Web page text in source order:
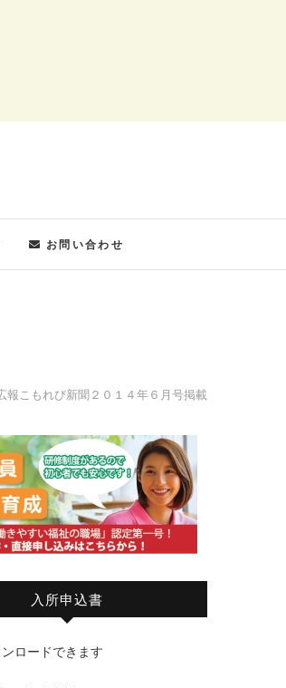
お問い合わせ
報こもれび新聞２０１４年６月号掲載
入所申込書
ロードできます